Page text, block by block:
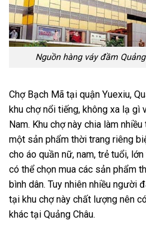
Nguồn hàng váy đầm
Chợ Bạch Mã tại quận Yuexiu,
khu chợ nổi tiếng, không xa lạ gì
Nam. Khu chợ này chia làm
một sản phẩm thời trang riêng
cho áo quần nữ, nam, trẻ tuổi,
có thể chọn mua các sản phẩm
bình dân. Tuy nhiên nhiều người
tại khu chợ này chất lượng nên
khác tại Quảng Châu.